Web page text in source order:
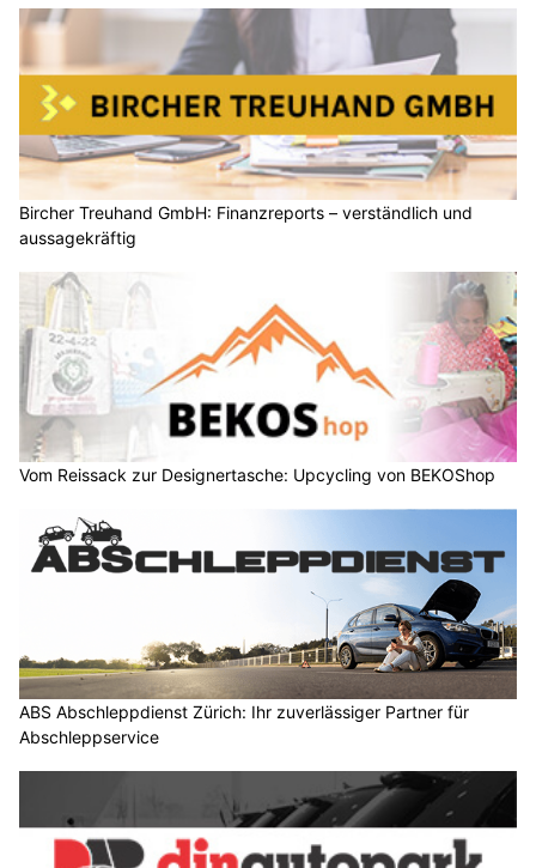
Bircher Treuhand GmbH: Finanzreports – verständlich und
aussagekräftig
Vom Reissack zur Designertasche: Upcycling von BEKOShop
ABS Abschleppdienst Zürich: Ihr zuverlässiger Partner für
Abschleppservice